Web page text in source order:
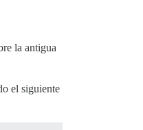
la antigua
el siguiente